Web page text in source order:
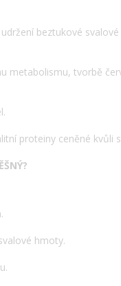
beztukové
metabolismu, tvorbě
proteiny ceněné kvůli
hmoty.